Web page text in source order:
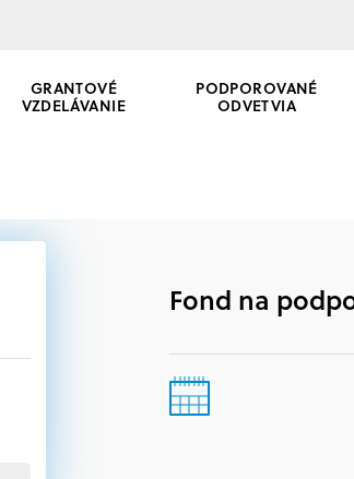
GRANTOVÉ
VZDELÁVANIE
PODPOROVANÉ
ODVETVIA
Fond na